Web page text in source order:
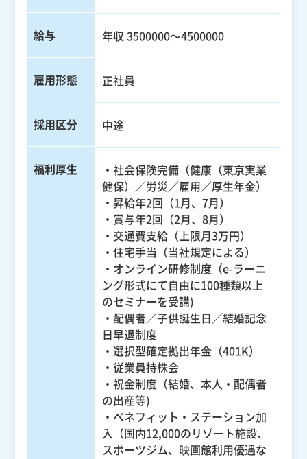
給与 年収 3500000～4500000
雇用形態 正社員
採用区分 中途
福利厚生
・社会保険完備（健康（東京実業
健保）／労災／雇用／厚生年金）
・昇給年2回（1月、7月）
・賞与年2回（2月、8月）
・交通費支給（上限月3万円）
・住宅手当（当社規定による）
・オンライン研修制度（e-ラーニ
ング形式にて自由に100種類以上
のセミナーを受講)
・配偶者／子供誕生日／結婚記念
日早退制度
・選択型確定拠出年金（401K）
・従業員持株会
・祝金制度（結婚、本人・配偶者
の出産等)
・ベネフィット・ステーション加
入（国内12,000のリゾート施設、
スポーツジム、映画館利用優遇な